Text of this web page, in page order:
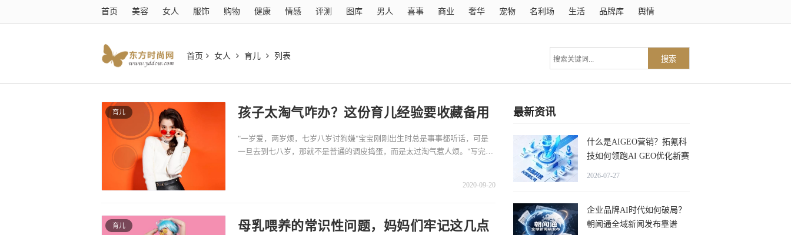
首页 美容 女人 服饰 购物 健康 情感 评测 图库 男人 喜事 商业 奢华 宠物 名利场 生活 品牌库 舆情
首页 女人 育儿 列表 搜索
育儿 孩子太淘气咋办？这份育儿经验要收藏备用
"一岁爱，两岁烦，七岁八岁讨狗嫌"宝宝刚刚出生时总是事事都听话，可是
一旦去到七八岁，那就不是普通的调皮捣蛋，而是太过淘气惹人烦。"写完的
2020-09-20
育儿 母乳喂养的常识性问题，妈妈们牢记这几点
最新资讯
什么是AIGEO营销？拓氪科
技如何领跑AI GEO优化新赛
2026-07-27
企业品牌AI时代如何破局？
朝闻通全域新闻发布靠谱